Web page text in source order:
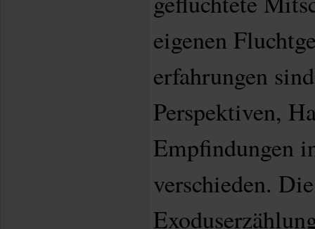
eigenen
erfahrungen
Perspektiven,
Empfindungen
verschieden.